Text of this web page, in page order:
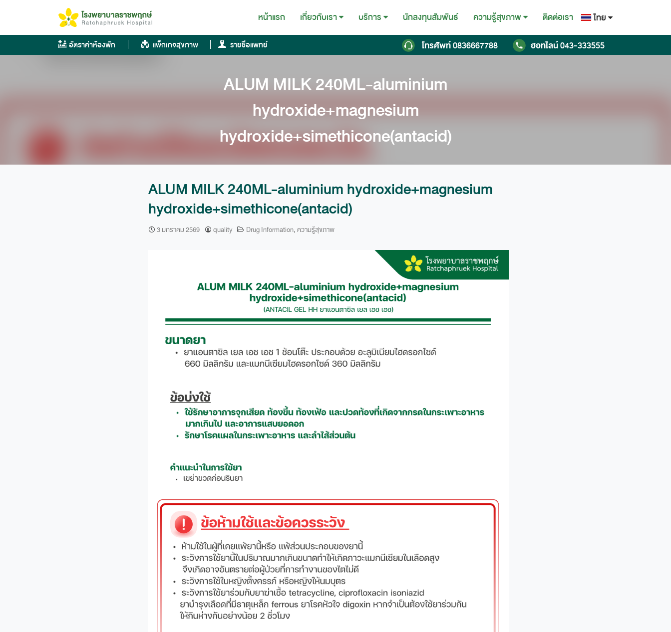
content
หน้าแรก เกี่ยวกับเรา บริการ นักลงทุนสัมพันธ์ ความรู้สุขภาพ ติดต่อเรา ไทย
English
อัตราค่าห้องพัก แพ็กเกจสุขภาพ รายชื่อแพทย์ โทรศัพท์0836667788 ฮอทไลน์043-333555
ALUM MILK 240ML-aluminium
hydroxide+magnesium
hydroxide+simethicone(antacid)
ALUM MILK 240ML-aluminium hydroxide+magnesium
hydroxide+simethicone(antacid)
3 มกราคม 2569 quality Drug Information,ความรู้สุขภาพ